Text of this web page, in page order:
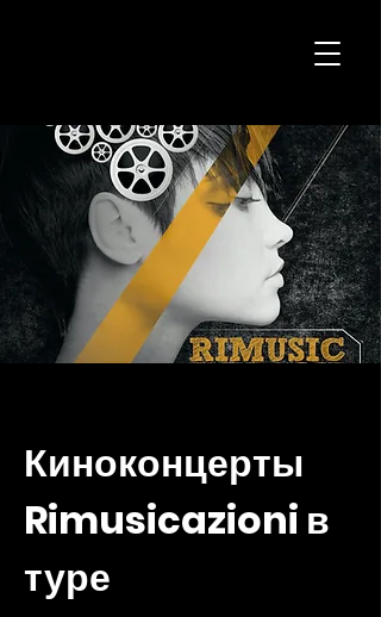
Киноконцерты
Rimusicazioni в
туре